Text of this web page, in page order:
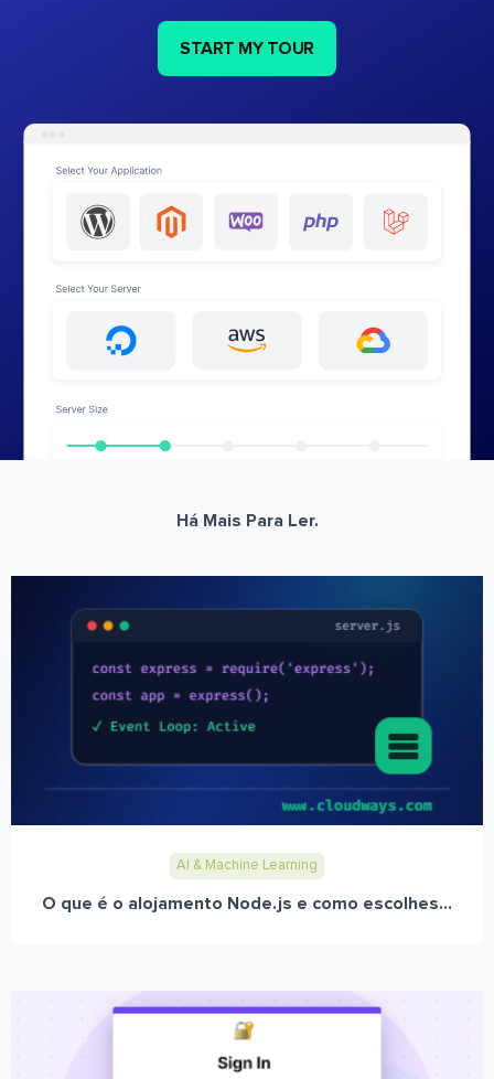
START MY TOUR
Há Mais Para Ler.
AI & Machine Learning
O que é o alojamento Node.js e como escolhes...